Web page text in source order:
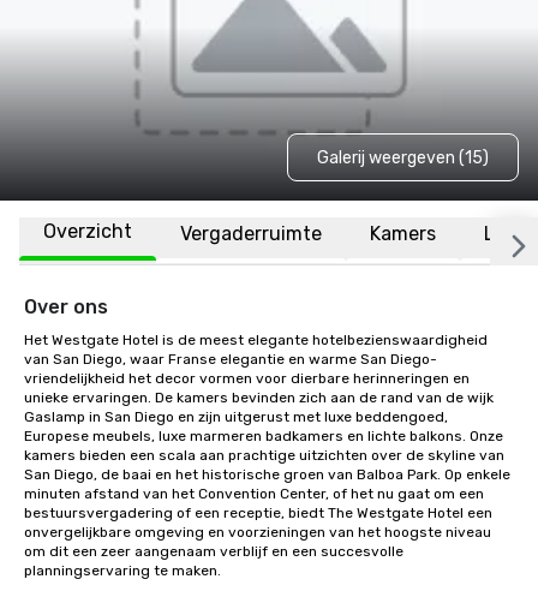
Galerij weergeven (15)
Overzicht Vergaderruimte Kamers
Over ons
Het Westgate Hotel is de meest elegante hotelbezienswaardigheid
van San Diego, waar Franse elegantie en warme San Diego-
vriendelijkheid het decor vormen voor dierbare herinneringen en
unieke ervaringen. De kamers bevinden zich aan de rand van de wijk
Gaslamp in San Diego en zijn uitgerust met luxe beddengoed,
Europese meubels, luxe marmeren badkamers en lichte balkons. Onze
kamers bieden een scala aan prachtige uitzichten over de skyline van
San Diego, de baai en het historische groen van Balboa Park. Op enkele
minuten afstand van het Convention Center, of het nu gaat om een
bestuursvergadering of een receptie, biedt The Westgate Hotel een
onvergelijkbare omgeving en voorzieningen van het hoogste niveau
om dit een zeer aangenaam verblijf en een succesvolle
planningservaring te maken.